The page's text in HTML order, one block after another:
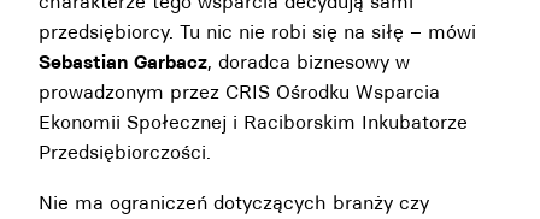
przedsiębiorcy. Tu nic nie robi się na siłę – mówi
Sebastian Garbacz, doradca biznesowy w
prowadzonym przez CRIS Ośrodku Wsparcia
Ekonomii Społecznej i Raciborskim Inkubatorze
Przedsiębiorczości.
Nie ma ograniczeń dotyczących branży czy